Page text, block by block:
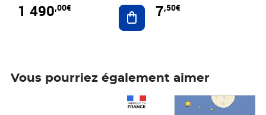
1 490,00€ Ajouter au panier
7,50€
Vous pourriez également aimer
Prix 7,50€